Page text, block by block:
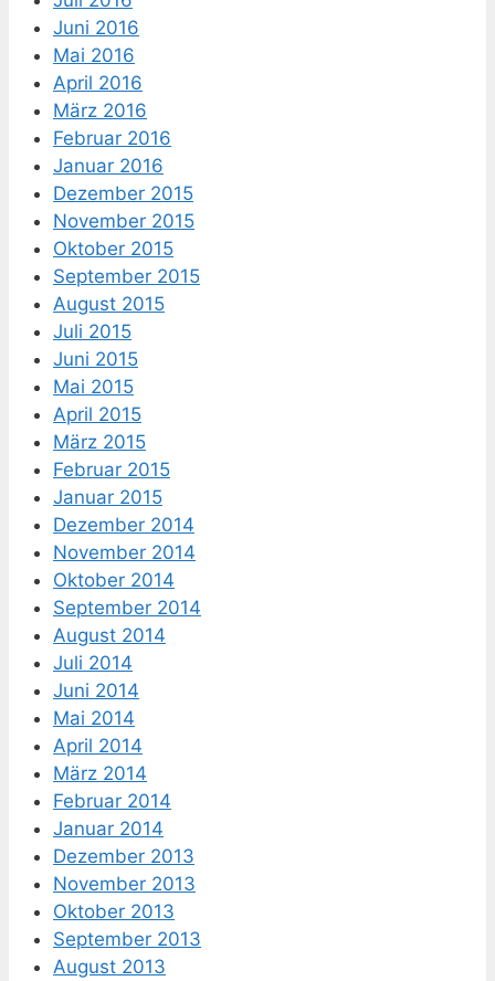
Juni 2016
Mai 2016
April 2016
März 2016
Februar 2016
Januar 2016
Dezember 2015
November 2015
Oktober 2015
September 2015
August 2015
Juli 2015
Juni 2015
Mai 2015
April 2015
März 2015
Februar 2015
Januar 2015
Dezember 2014
November 2014
Oktober 2014
September 2014
August 2014
Juli 2014
Juni 2014
Mai 2014
April 2014
März 2014
Februar 2014
Januar 2014
Dezember 2013
November 2013
Oktober 2013
September 2013
August 2013